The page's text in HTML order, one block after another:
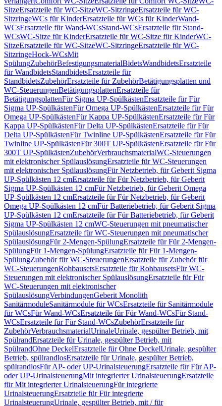
SitzeErsatzteile für WC-SitzeWC-SitzringeErsatzteile für WC-
SitzringeWCs für KinderErsatzteile für WCs für KinderWand-
WCsErsatzteile für Wand-WCsStand-WCsErsatzteile für Stand-
WCsWC-Sitze für KinderErsatzteile für WC-Sitze für KinderWC-
SitzeErsatzteile für WC-SitzeWC-SitzringeErsatzteile für WC-
SitzringeHock-WCsMit
SpülungZubehörBefestigungsmaterialBidetsWandbidetsErsatzteile
für WandbidetsStandbidetsErsatzteile für
StandbidetsZubehörErsatzteile für ZubehörBetätigungsplatten und
WC-SteuerungenBetätigungsplattenErsatzteile für
BetätigungsplattenFür Sigma UP-SpülkästenErsatzteile für Für
Sigma UP-SpülkästenFür Omega UP-SpülkästenErsatzteile für Für
Omega UP-SpülkästenFür Kappa UP-SpülkästenErsatzteile für Für
Kappa UP-SpülkästenFür Delta UP-SpülkästenErsatzteile für Für
Delta UP-SpülkästenFür Twinline UP-SpülkästenErsatzteile für Für
Twinline UP-SpülkästenFür 300T UP-SpülkästenErsatzteile für Für
300T UP-SpülkästenZubehörVerbrauchsmaterialWC-Steuerungen
mit elektronischer SpülauslösungErsatzteile für WC-Steuerungen
mit elektronischer SpülauslösungFür Netzbetrieb, für Geberit Sigma
UP-Spülkästen 12 cmErsatzteile für Für Netzbetrieb, für Geberit
Sigma UP-Spülkästen 12 cmFür Netzbetrieb, für Geberit Omega
UP-Spülkästen 12 cmErsatzteile für Für Netzbetrieb, für Geberit
Omega UP-Spülkästen 12 cmFür Batteriebetrieb, für Geberit Sigma
UP-Spülkästen 12 cmErsatzteile für Für Batteriebetrieb, für Geberit
Sigma UP-Spülkästen 12 cmWC-Steuerungen mit pneumatischer
SpülauslösungErsatzteile für WC-Steuerungen mit pneumatischer
SpülauslösungFür 2-Mengen-SpülungErsatzteile für Für 2-Mengen-
SpülungFür 1-Mengen-SpülungErsatzteile für Für 1-Mengen-
SpülungZubehör für WC-SteuerungenErsatzteile für Zubehör für
WC-SteuerungenRohbausetsErsatzteile für RohbausetsFür WC-
Steuerungen mit elektronischer SpülauslösungErsatzteile für Für
WC-Steuerungen mit elektronischer
SpülauslösungVerbindungenGeberit Monolith
SanitärmoduleSanitärmodule für WCsErsatzteile für Sanitärmodule
für WCsFür Wand-WCsErsatzteile für Für Wand-WCsFür Stand-
WCsErsatzteile für Für Stand-WCsZubehörErsatzteile für
ZubehörVerbrauchsmaterialUrinaleUrinale, gespülter Betrieb, mit
SpülrandErsatzteile für Urinale, gespülter Betrieb, mit
SpülrandOhne DeckelErsatzteile für Ohne DeckelUrinale, gespülter
Betrieb, spülrandlosErsatzteile für Urinale, gespülter Betrieb,
spülrandlosFür AP- oder UP-UrinalsteuerungErsatzteile für Für AP-
oder UP-UrinalsteuerungMit integrierter UrinalsteuerungErsatzteile
für Mit integrierter UrinalsteuerungFür integrierte
UrinalsteuerungErsatzteile für Für integrierte
UrinalsteuerungUrinale, gespülter Betrieb, mit / für